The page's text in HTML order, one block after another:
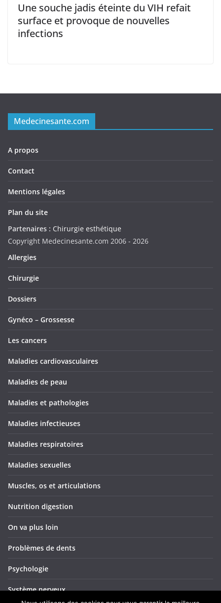
Une souche jadis éteinte du VIH refait
surface et provoque de nouvelles
infections
Medecinesante.com
A propos
Contact
Mentions légales
Plan du site
Partenaires : Chirurgie esthétique
Copyright Medecinesante.com 2006 - 2026
Allergies
Chirurgie
Dossiers
Gynéco – Grossesse
Les cancers
Maladies cardiovasculaires
Maladies de peau
Maladies et pathologies
Maladies infectieuses
Maladies respiratoires
Maladies sexuelles
Muscles, os et articulations
Nutrition digestion
On va plus loin
Problèmes de dents
Psychologie
Système nerveux